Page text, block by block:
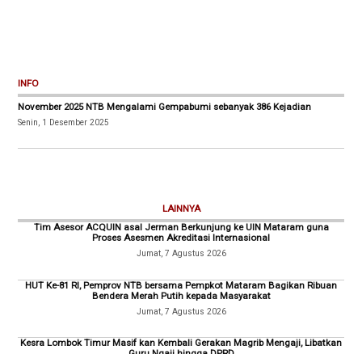
INFO
November 2025 NTB Mengalami Gempabumi sebanyak 386 Kejadian
Senin, 1 Desember 2025
LAINNYA
Tim Asesor ACQUIN asal Jerman Berkunjung ke UIN Mataram guna
Proses Asesmen Akreditasi Internasional
Jumat, 7 Agustus 2026
HUT Ke-81 RI, Pemprov NTB bersama Pempkot Mataram Bagikan Ribuan
Bendera Merah Putih kepada Masyarakat
Jumat, 7 Agustus 2026
Kesra Lombok Timur Masif kan Kembali Gerakan Magrib Mengaji, Libatkan